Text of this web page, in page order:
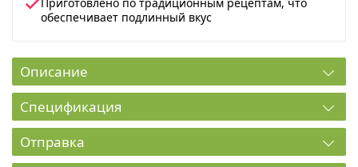
обеспечивает подлинный вкус
Описание
Спецификация
Отправка